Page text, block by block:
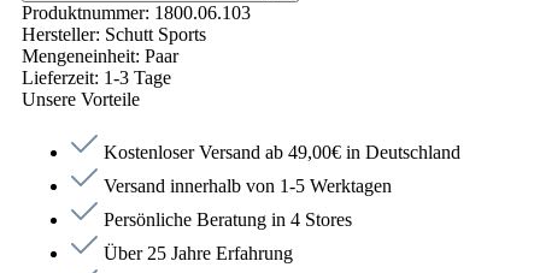
Produktnummer: 1800.06.103
Hersteller: Schutt Sports
Mengeneinheit: Paar
Lieferzeit: 1-3 Tage
Unsere Vorteile
Kostenloser Versand ab 49,00€ in Deutschland
Versand innerhalb von 1-5 Werktagen
Persönliche Beratung in 4 Stores
Über 25 Jahre Erfahrung